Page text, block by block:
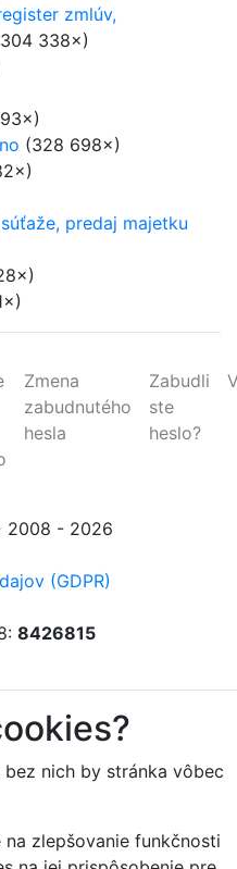
zmlúv,
338×)
(328 698×)
predaj majetku
Zmena
zabudnutého
hesla
Zabudli
ste
heslo?
2008 - 2026
(GDPR)
8426815
nich by stránka vôbec
zlepšovanie funkčnosti